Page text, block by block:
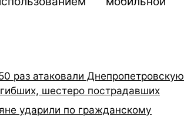
раз атаковали Днепропетровскую
шестеро пострадавших
ударили по гражданскому